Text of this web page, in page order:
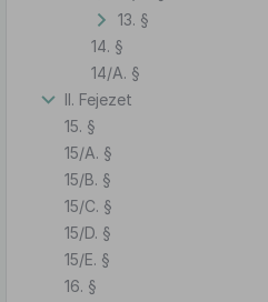
13. §
14. §
14/A. §
II. Fejezet
15. §
15/A. §
15/B. §
15/C. §
15/D. §
15/E. §
16. §